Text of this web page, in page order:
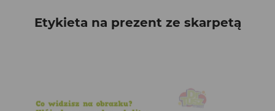
Etykieta na prezent ze skarpetą